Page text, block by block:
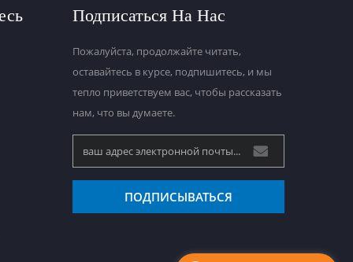
Подписаться На Нас
Пожалуйста, продолжайте читать,
оставайтесь в курсе, подпишитесь, и мы
тепло приветствуем вас, чтобы рассказать
нам, что вы думаете.
ПОДПИСЫВАТЬСЯ